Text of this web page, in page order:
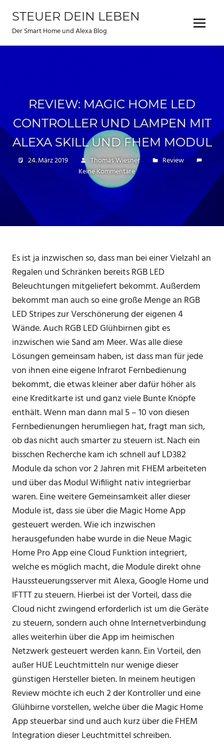
Inhalt
springen
STEUER DEIN LEBEN
Der Smart Home und Alexa Blog Menu
REVIEW: MAGIC HOME LED
CONTROLLER UND LAMPEN MIT
ALEXA SKILL UND FHEM MODUL
24. März 2019 Thomas Wiesner
Review
Keine Kommentare
Es ist ja inzwischen so, dass man bei einer Vielzahl an
Regalen und Schränken bereits RGB LED
Beleuchtungen mitgeliefert bekommt. Außerdem
bekommt man auch so eine große Menge an RGB
LED Stripes zur Verschönerung der eigenen 4
Wände. Auch RGB LED Glühbirnen gibt es
inzwischen wie Sand am Meer. Was alle diese
Lösungen gemeinsam haben, ist dass man für jede
von ihnen eine eigene Infrarot Fernbedienung
bekommt, die etwas kleiner aber dafür höher als
eine Kreditkarte ist und ganz viele Bunte Knöpfe
enthält. Wenn man dann mal 5 – 10 von diesen
Fernbedienungen herumliegen hat, fragt man sich,
ob das nicht auch smarter zu steuern ist. Nach ein
bisschen Recherche kam ich schnell auf LD382
Module da schon vor 2 Jahren mit FHEM arbeiteten
und über das Modul Wifilight nativ integrierbar
waren. Eine weitere Gemeinsamkeit aller dieser
Module ist, dass sie über die Magic Home App
gesteuert werden. Wie ich inzwischen
herausgefunden habe wurde in die Neue Magic
Home Pro App eine Cloud Funktion integriert,
welche es möglich macht, die Module direkt ohne
Haussteuerungsserver mit Alexa, Google Home und
IFTTT zu steuern. Hierbei ist der Vorteil, dass die
Cloud nicht zwingend erforderlich ist um die Geräte
zu steuern, sondern auch ohne Internetverbindung
alles weiterhin über die App im heimischen
Netzwerk gesteuert werden kann. Ein Vorteil, den
außer HUE Leuchtmitteln nur wenige dieser
günstigen Hersteller bieten. In meinem heutigen
Review möchte ich euch 2 der Kontroller und eine
Glühbirne vorstellen, welche über die Magic Home
App steuerbar sind und auch kurz über die FHEM
Integration dieser Leuchtmittel schreiben.